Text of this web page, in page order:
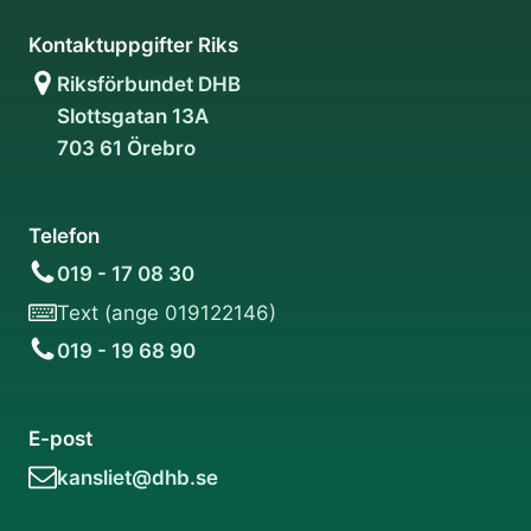
Kontaktuppgifter Riks
Riksförbundet DHB
Slottsgatan 13A
703 61 Örebro
Telefon
019 - 17 08 30
Text (ange 019122146)
019 - 19 68 90
E-post
kansliet@dhb.se